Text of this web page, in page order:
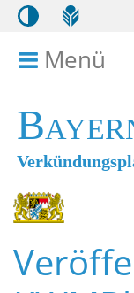
Menü